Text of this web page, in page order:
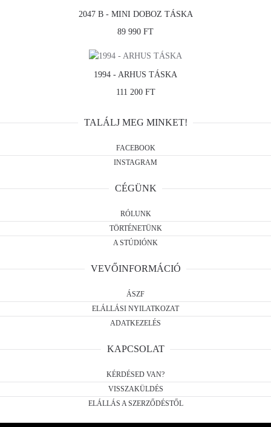
2047 B - MINI DOBOZ TÁSKA
89 990 FT
1994 - ARHUS TÁSKA
111 200 FT
TALÁLJ MEG MINKET!
FACEBOOK
INSTAGRAM
CÉGÜNK
RÓLUNK
TÖRTÉNETÜNK
A STÚDIÓNK
VEVŐINFORMÁCIÓ
ÁSZF
ELÁLLÁSI NYILATKOZAT
ADATKEZELÉS
KAPCSOLAT
KÉRDÉSED VAN?
VISSZAKÜLDÉS
ELÁLLÁS A SZERZŐDÉSTŐL